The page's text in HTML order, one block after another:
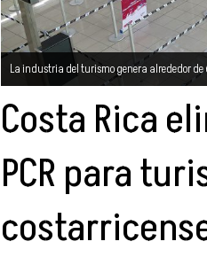
La industria del turismo genera alrededor de
Costa Rica
PCR para